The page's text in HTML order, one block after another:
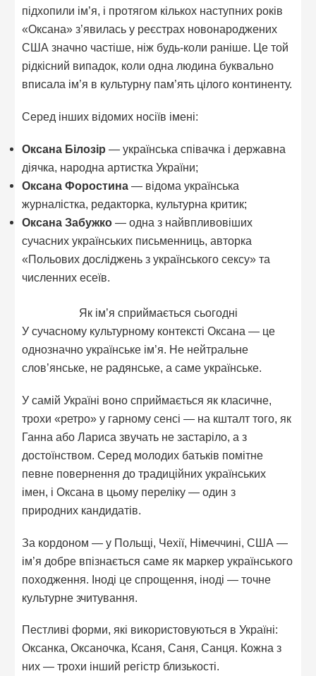
підхопили ім’я, і протягом кількох наступних років
«Оксана» з’явилась у реєстрах новонароджених
США значно частіше, ніж будь-коли раніше. Це той
рідкісний випадок, коли одна людина буквально
вписала ім’я в культурну пам’ять цілого континенту.
Серед інших відомих носіїв імені:
Оксана Білозір — українська співачка і державна
діячка, народна артистка України;
Оксана Форостина — відома українська
журналістка, редакторка, культурна критик;
Оксана Забужко — одна з найвпливовіших
сучасних українських письменниць, авторка
«Польових досліджень з українського сексу» та
численних есеїв.
Як ім’я сприймається сьогодні
У сучасному культурному контексті Оксана — це
однозначно українське ім’я. Не нейтральне
слов’янське, не радянське, а саме українське.
У самій Україні воно сприймається як класичне,
трохи «ретро» у гарному сенсі — на кшталт того, як
Ганна або Лариса звучать не застаріло, а з
достоїнством. Серед молодих батьків помітне
певне повернення до традиційних українських
імен, і Оксана в цьому переліку — один з
природних кандидатів.
За кордоном — у Польщі, Чехії, Німеччині, США —
ім’я добре впізнається саме як маркер українського
походження. Іноді це спрощення, іноді — точне
культурне зчитування.
Пестливі форми, які використовуються в Україні:
Оксанка, Оксаночка, Ксаня, Саня, Санця. Кожна з
них — трохи інший регістр близькості.